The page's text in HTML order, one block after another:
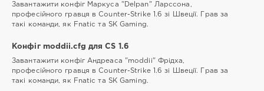
Завантажити конфіг Маркуса "Delpan" Ларссона,
професійного гравця в Counter-Strike 1.6 зі Швеції. Грав за
такі команди, як Fnatic та SK Gaming.
Конфіг moddii.cfg для CS 1.6
Завантажити конфіг Андреаса "moddii" Фрідха,
професійного гравця в Counter-Strike 1.6 зі Швеції. Грав за
такі команди, як Fnatic та SK Gaming.